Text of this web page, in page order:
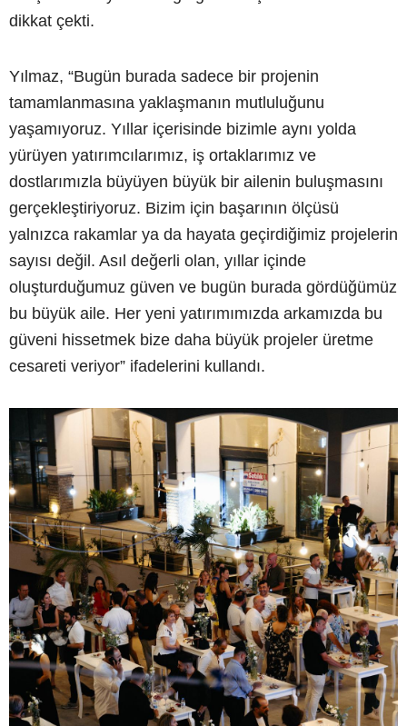
dikkat çekti.
Yılmaz, “Bugün burada sadece bir projenin
tamamlanmasına yaklaşmanın mutluluğunu
yaşamıyoruz. Yıllar içerisinde bizimle aynı yolda
yürüyen yatırımcılarımız, iş ortaklarımız ve
dostlarımızla büyüyen büyük bir ailenin buluşmasını
gerçekleştiriyoruz. Bizim için başarının ölçüsü
yalnızca rakamlar ya da hayata geçirdiğimiz projelerin
sayısı değil. Asıl değerli olan, yıllar içinde
oluşturduğumuz güven ve bugün burada gördüğümüz
bu büyük aile. Her yeni yatırımımızda arkamızda bu
güveni hissetmek bize daha büyük projeler üretme
cesareti veriyor” ifadelerini kullandı.